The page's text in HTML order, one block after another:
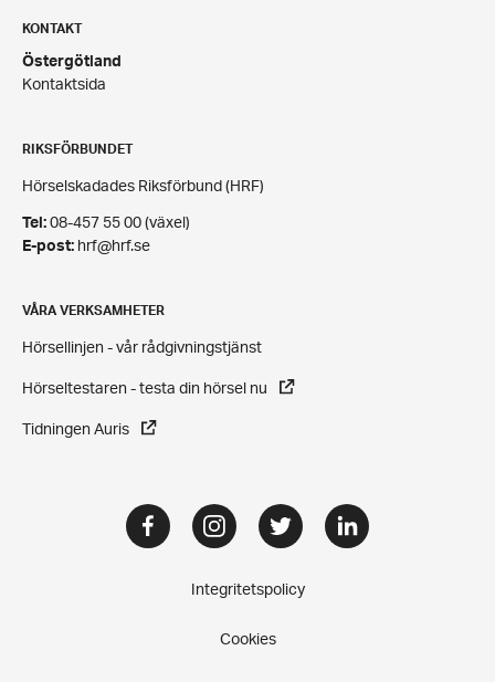
KONTAKT
Östergötland
Kontaktsida
RIKSFÖRBUNDET
Hörselskadades Riksförbund (HRF)
Tel: 08-457 55 00 (växel)
E-post: hrf@hrf.se
VÅRA VERKSAMHETER
Hörsellinjen - vår rådgivningstjänst
Hörseltestaren - testa din hörsel nu
Tidningen Auris
FacebookInstagramTwitter LinkedIn
Integritetspolicy
Cookies